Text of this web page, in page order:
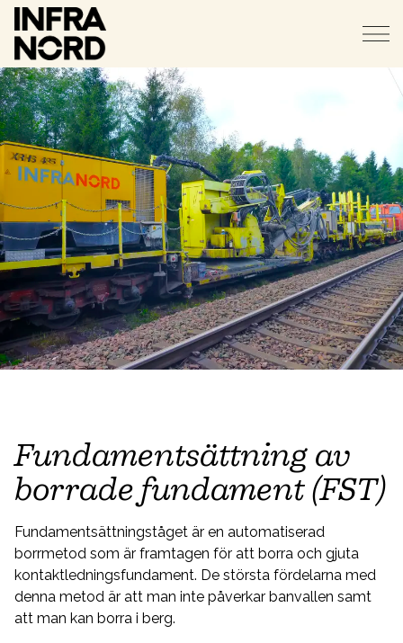
Fundamentsättning av
borrade fundament (FST)
Fundamentsättningståget är en automatiserad
borrmetod som är framtagen för att borra och gjuta
kontaktledningsfundament. De största fördelarna med
denna metod är att man inte påverkar banvallen samt
att man kan borra i berg.